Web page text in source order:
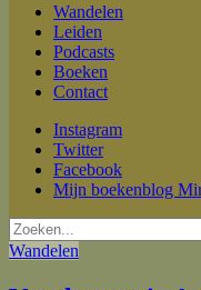
Wandelen
Leiden
Podcasts
Boeken
Contact
Instagram
Twitter
Facebook
Mijn boekenblog
Zoeken
Wandelen